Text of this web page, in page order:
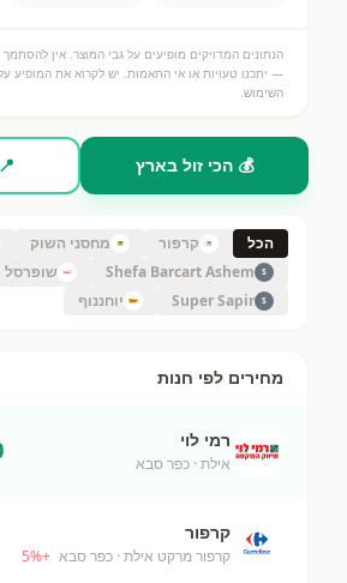
הנתונים המדויקים מופיעים על גבי המוצר. אין
— יתכנו טעויות או אי התאמות. יש לקרוא את המופיע על
השימוש.
💰 הכי זול בארץ
הכל קרפור מחסני השוק
S
Shefa Barcart Ashem שופרסל
S
Super Sapir יוחננוף
מחירים לפי חנות
רמי לוי
אילת · כפר סבא
קרפור
קרפור מרקט אילת · כפר סבא +
5%